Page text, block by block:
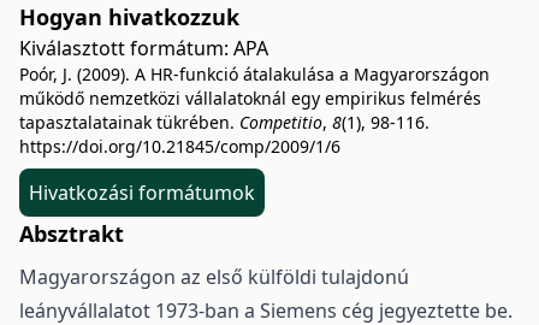
Hogyan hivatkozzuk
Kiválasztott formátum: APA
Poór, J. (2009). A HR-funkció átalakulása a Magyarországon
működő nemzetközi vállalatoknál egy empirikus felmérés
tapasztalatainak tükrében. Competitio, 8(1), 98-116.
https://doi.org/10.21845/comp/2009/1/6
Hivatkozási formátumok
Absztrakt
Magyarországon az első külföldi tulajdonú
leányvállalatot 1973-ban a Siemens cég jegyeztette be.